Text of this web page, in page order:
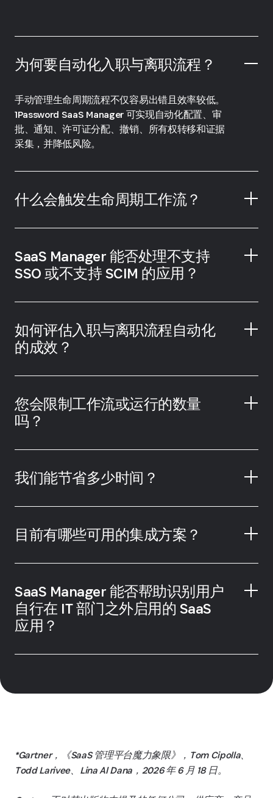
为何要自动化入职与离职流程？
手动管理生命周期流程不仅容易出错且效率较低。
1Password SaaS Manager 可实现自动化配置、审
批、通知、许可证分配、撤销、所有权转移和证据
采集，并降低风险。
什么会触发生命周期工作流？
SaaS Manager 能否处理不支持
SSO 或不支持 SCIM 的应用？
如何评估入职与离职流程自动化
的成效？
您会限制工作流或运行的数量
吗？
我们能节省多少时间？
目前有哪些可用的集成方案？
SaaS Manager 能否帮助识别用户
自行在 IT 部门之外启用的 SaaS
应用？
*Gartner，《SaaS 管理平台魔力象限》，Tom Cipolla、
Todd Larivee、Lina Al Dana，2026 年 6 月 18 日。